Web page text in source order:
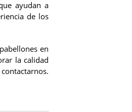
ayudan a
de los
en
la calidad